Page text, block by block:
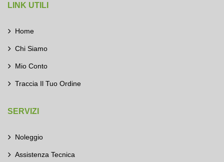
LINK UTILI
Home
Chi Siamo
Mio Conto
Traccia Il Tuo Ordine
SERVIZI
Noleggio
Assistenza Tecnica